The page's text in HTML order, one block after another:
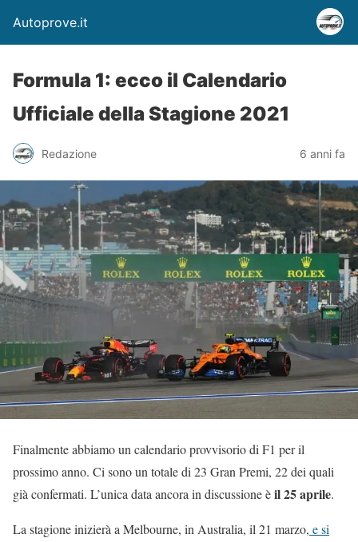
Autoprove.it
Formula 1: ecco il Calendario
Ufficiale della Stagione 2021
Redazione 6 anni fa
Finalmente abbiamo un calendario provvisorio di F1 per il
prossimo anno. Ci sono un totale di 23 Gran Premi, 22 dei quali
già confermati. L’unica data ancora in discussione èil 25 aprile.
La stagione inizierà a Melbourne, in Australia, il 21 marzo, e si